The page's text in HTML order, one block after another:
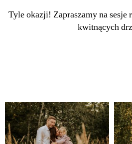
Tyle okazji! Zapraszamy na
kwitnących